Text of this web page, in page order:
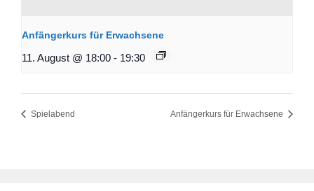
Anfängerkurs für Erwachsene
11. August @ 18:00 - 19:30
Spielabend Anfängerkurs für Erwachsene